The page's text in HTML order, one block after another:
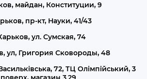
майдан, Конституции, 9
пр-кт, Науки, 41/43
ул. Сумская, 74
ул, Григория Сковороды, 48
72, ТЦ Олімпійський, 3